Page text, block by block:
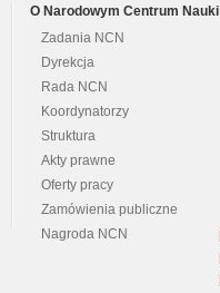
O Narodowym Centrum Nauki
Zadania NCN
Dyrekcja
Rada NCN
Koordynatorzy
Struktura
Akty prawne
Oferty pracy
Zamówienia publiczne
Nagroda NCN